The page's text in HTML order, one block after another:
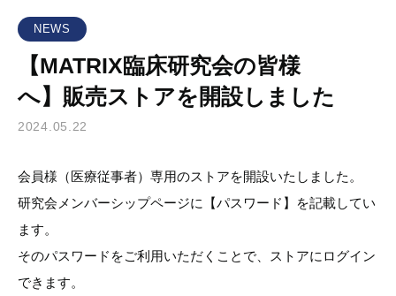
NEWS
【MATRIX臨床研究会の皆様
へ】販売ストアを開設しました
2024.05.22
会員様（医療従事者）専用のストアを開設いたしました。
研究会メンバーシップページに【パスワード】を記載してい
ます。
そのパスワードをご利用いただくことで、ストアにログイン
できます。